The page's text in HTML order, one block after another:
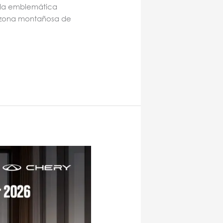
emblemática
montañosa de